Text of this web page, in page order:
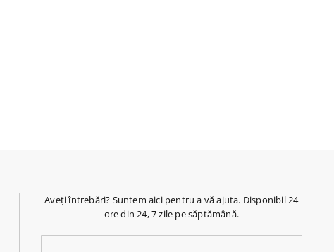
Aveți întrebări? Suntem aici pentru a vă ajuta. Disponibil 24
ore din 24, 7 zile pe săptămână.